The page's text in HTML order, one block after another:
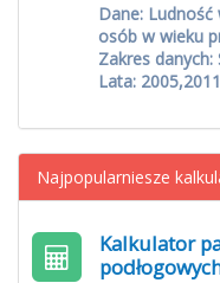
Dane:
osób w wieku
Zakres
Lata:
Najpopularniesze
Kalkulator